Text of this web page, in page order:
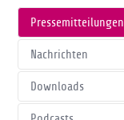
Pressemitteilungen
Nachrichten
Downloads